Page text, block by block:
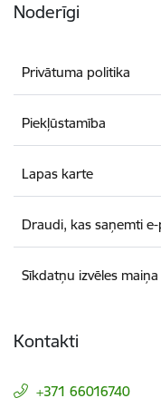
Noderīgi
Privātuma politika
Piekļūstamība
Lapas karte
Draudi, kas saņemti
Sīkdatņu izvēles maiņa
Kontakti
+371 66016740